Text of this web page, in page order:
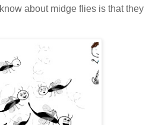
about midge flies is that they